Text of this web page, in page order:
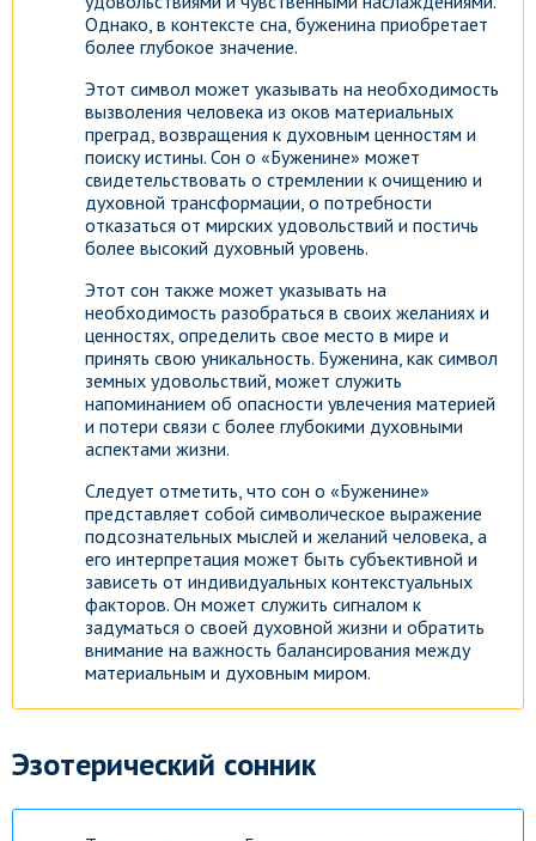
Однако, в контексте сна, буженина приобретает
более глубокое значение.
Этот символ может указывать на необходимость
вызволения человека из оков материальных
преград, возвращения к духовным ценностям и
поиску истины. Сон о «Буженине» может
свидетельствовать о стремлении к очищению и
духовной трансформации, о потребности
отказаться от мирских удовольствий и постичь
более высокий духовный уровень.
Этот сон также может указывать на
необходимость разобраться в своих желаниях и
ценностях, определить свое место в мире и
принять свою уникальность. Буженина, как символ
земных удовольствий, может служить
напоминанием об опасности увлечения материей
и потери связи с более глубокими духовными
аспектами жизни.
Следует отметить, что сон о «Буженине»
представляет собой символическое выражение
подсознательных мыслей и желаний человека, а
его интерпретация может быть субъективной и
зависеть от индивидуальных контекстуальных
факторов. Он может служить сигналом к
задуматься о своей духовной жизни и обратить
внимание на важность балансирования между
материальным и духовным миром.
Эзотерический сонник